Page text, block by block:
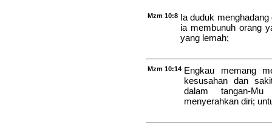
Mzm 10:8 Ia duduk
ia membunuh orang
yang lemah;
Mzm 10:14 Engkau memang
kesusahan dan
dalam tangan-
menyerahkan diri;